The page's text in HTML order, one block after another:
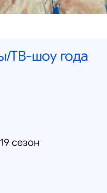
ТВ-шоу года
сезон